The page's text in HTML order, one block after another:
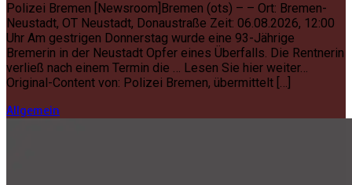
Polizei Bremen [Newsroom]Bremen (ots) – – Ort: Bremen-
Neustadt, OT Neustadt, Donaustraße Zeit: 06.08.2026, 12:00
Uhr Am gestrigen Donnerstag wurde eine 93-Jährige
Bremerin in der Neustadt Opfer eines Überfalls. Die Rentnerin
verließ nach einem Termin die … Lesen Sie hier weiter…
Original-Content von: Polizei Bremen, übermittelt […]
Allgemein